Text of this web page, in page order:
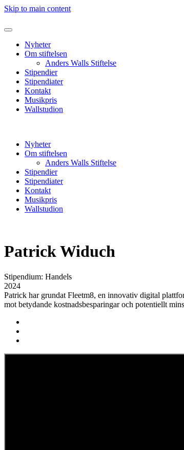
Skip to main content
Nyheter
Om stiftelsen
Anders Walls Stiftelse
Stipendier
Stipendiater
Kontakt
Musikpris
Wallstudion
Nyheter
Om stiftelsen
Anders Walls Stiftelse
Stipendier
Stipendiater
Kontakt
Musikpris
Wallstudion
Patrick Widuch
Stipendium: Handels
2024
Patrick har grundat Fleetm8, en innovativ digital
mot betydande kostnadsbesparingar och potentiellt